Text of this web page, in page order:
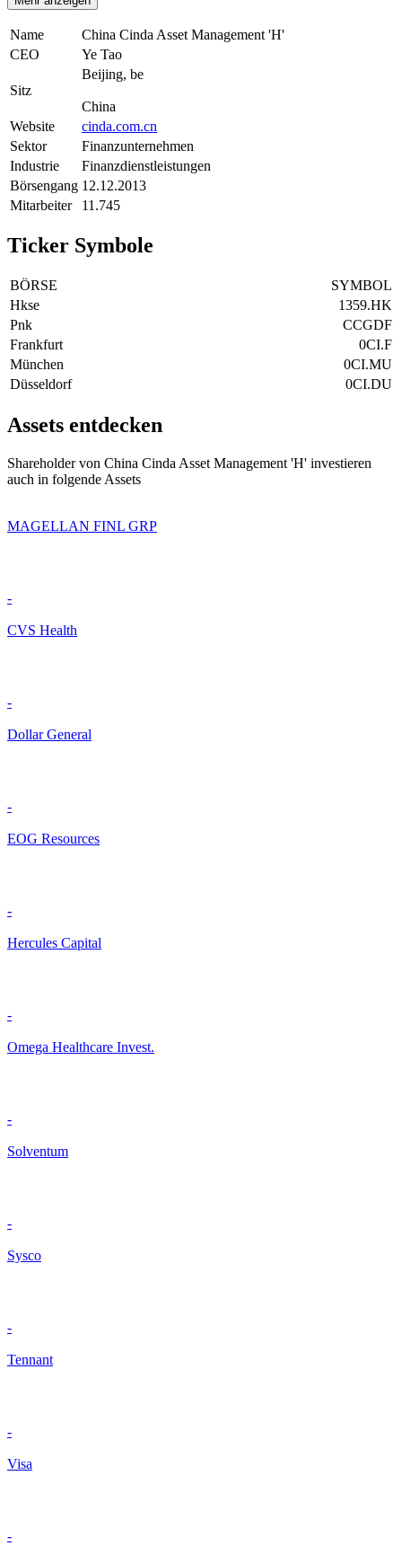
Name
China Cinda Asset Management 'H'
CEO
Ye Tao
Sitz
Beijing, be
China
Website
cinda.com.cn
Sektor
Finanzunternehmen
Industrie
Finanzdienstleistungen
Börsengang 12.12.2013
Mitarbeiter
11.745
Ticker Symbole
BÖRSE
SYMBOL
Hkse
1359.HK
Pnk
CCGDF
Frankfurt
0CI.F
München
0CI.MU
Düsseldorf
0CI.DU
Assets entdecken
Shareholder von China Cinda Asset Management 'H' investieren
auch in folgende Assets
MAGELLAN FINL GRP
-
CVS Health
-
Dollar General
-
EOG Resources
-
Hercules Capital
-
Omega Healthcare Invest.
-
Solventum
-
Sysco
-
Tennant
-
Visa
-